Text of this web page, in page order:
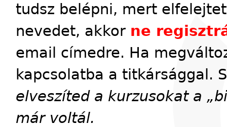
tudsz belépni, mert
nevedet, akkor ne
email címedre. Ha
kapcsolatba a titkársággal.
elveszíted a kurzusokat a
már voltál.